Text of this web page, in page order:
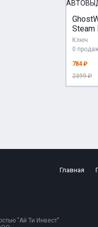
РФ и
24/7
Ключ
0
784 ₽
2399 ₽
Главная
"Ай Ти Инвест"